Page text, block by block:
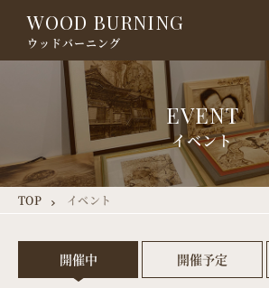
WOOD BURNING
ウッドバーニング
EVENT
イベント
TOP イベント
開催中 開催予定